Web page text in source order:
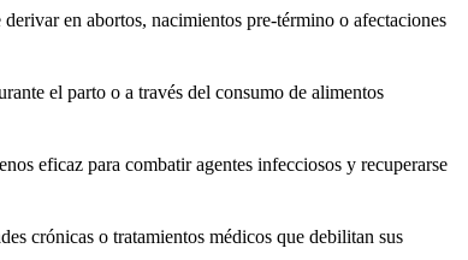
en abortos, nacimientos pre-término o afectaciones
el parto o a través del consumo de alimentos
eficaz para combatir agentes infecciosos y recuperarse
crónicas o tratamientos médicos que debilitan sus